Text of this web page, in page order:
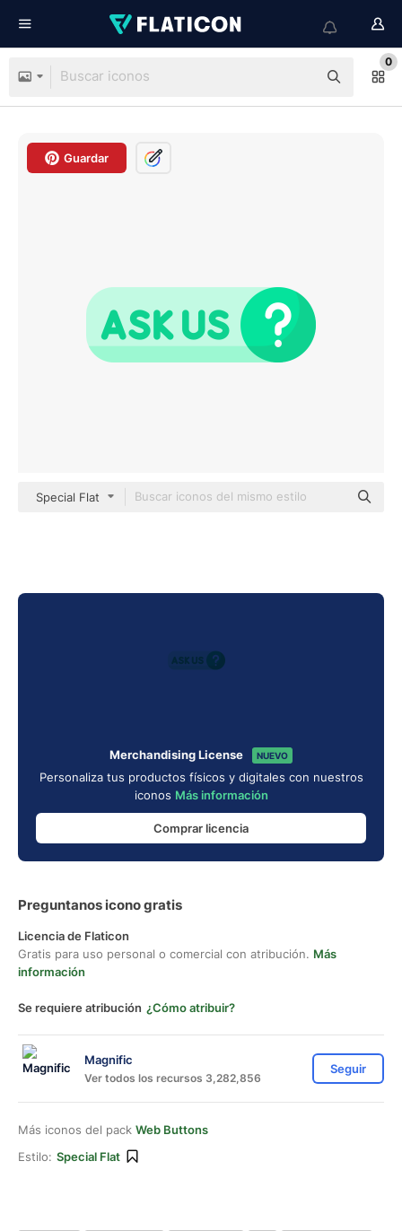
0
Guardar
Special Flat
Merchandising License NUEVO
Personaliza tus productos físicos y digitales con nuestros
iconos Más información
Comprar licencia
Preguntanos icono gratis
Licencia de Flaticon
Gratis para uso personal o comercial con atribución. Más
información
Se requiere atribución ¿Cómo atribuir?
Magnific
Ver todos los recursos 3,282,856
Seguir
Más iconos del pack Web Buttons
Estilo: Special Flat